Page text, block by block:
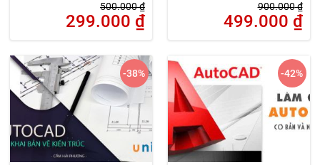
500.000₫
299.000 ₫
900.000₫
499.000 ₫
-38% -42%